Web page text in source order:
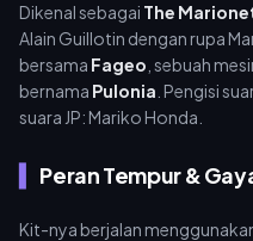
Dikenal sebagai The
Alain Guillotin dengan rupa
bersama Fageo , sebuah
bernama Pulonia . Pengisi
suara JP: Mariko Honda.
Peran Tempur &
Kit-nya berjalan